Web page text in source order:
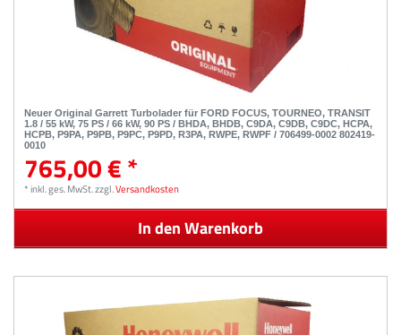
Neuer Original Garrett Turbolader für FORD FOCUS, TOURNEO, TRANSIT
1.8 / 55 kW, 75 PS / 66 kW, 90 PS / BHDA, BHDB, C9DA, C9DB, C9DC, HCPA,
HCPB, P9PA, P9PB, P9PC, P9PD, R3PA, RWPE, RWPF / 706499-0002 802419-
0010
765,00 € *
*inkl. ges. MwSt.zzgl.Versandkosten
In den Warenkorb